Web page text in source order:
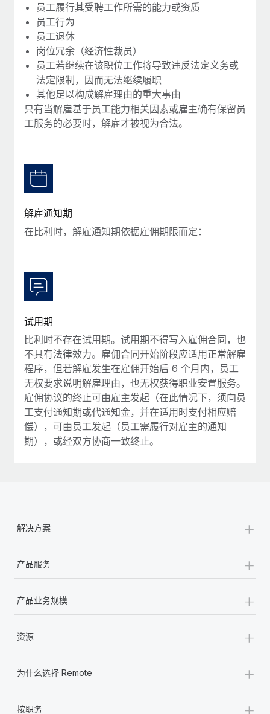
合规守望台
防范合规风险
设备管理
在全球范围内配置和跟踪 IT 设备
实体设立
快速建立合规实体
福利
轻松管理员工福利
博客
Why owned entities are key to maintaining
EOR compliance
As the global workforce continues to expand in response
to the demands of today’s labor market, the...
了解更多
What a Workday global payroll implementation
actually looks like
six-month project with a dedicated team....
了解更多
员工履行其受聘工作所需的能力或资质
员工行为
员工退休
岗位冗余（经济性裁员）
员工若继续在该职位工作将导致违反法定义务或
法定限制，因而无法继续履职
其他足以构成解雇理由的重大事由
只有当解雇基于员工能力相关因素或雇主确有保留员
工服务的必要时，解雇才被视为合法。
解雇通知期
在比利时，解雇通知期依据雇佣期限而定：
试用期
比利时不存在试用期。试用期不得写入雇佣合同，也
不具有法律效力。雇佣合同开始阶段应适用正常解雇
程序，但若解雇发生在雇佣开始后 6 个月内，员工
无权要求说明解雇理由，也无权获得职业安置服务。
雇佣协议的终止可由雇主发起（在此情况下，须向员
工支付通知期或代通知金，并在适用时支付相应赔
偿），可由员工发起（员工需履行对雇主的通知
期），或经双方协商一致终止。
解决方案 +
产品服务 +
产品业务规模 +
资源 +
为什么选择 Remote +
按职务 +